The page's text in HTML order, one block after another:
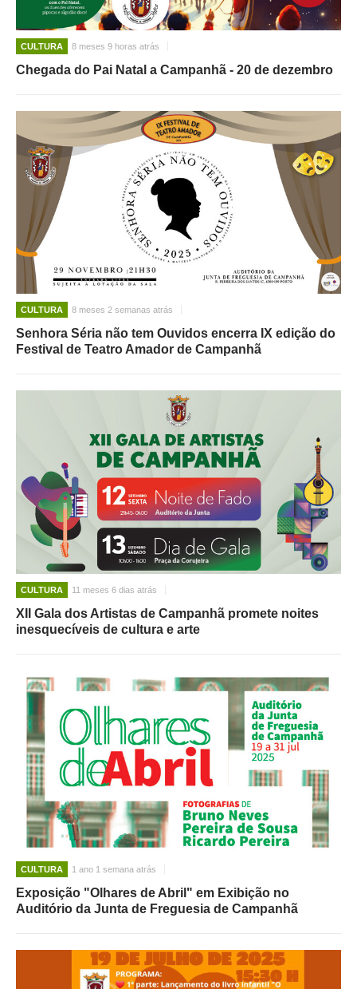
CULTURA 8 meses 9 horas atrás
Chegada do Pai Natal a Campanhã - 20 de dezembro
CULTURA 8 meses 2 semanas atrás
Senhora Séria não tem Ouvidos encerra IX edição do
Festival de Teatro Amador de Campanhã
CULTURA 11 meses 6 dias atrás
XII Gala dos Artistas de Campanhã promete noites
inesquecíveis de cultura e arte
CULTURA 1 ano 1 semana atrás
Exposição "Olhares de Abril" em Exibição no
Auditório da Junta de Freguesia de Campanhã